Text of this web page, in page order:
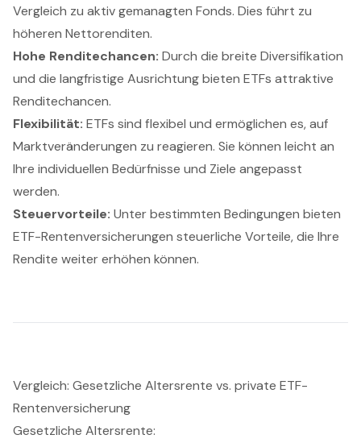
Vergleich zu aktiv gemanagten Fonds. Dies führt zu
höheren Nettorenditen.
Hohe Renditechancen: Durch die breite Diversifikation
und die langfristige Ausrichtung bieten ETFs attraktive
Renditechancen.
Flexibilität: ETFs sind flexibel und ermöglichen es, auf
Marktveränderungen zu reagieren. Sie können leicht an
Ihre individuellen Bedürfnisse und Ziele angepasst
werden.
Steuervorteile: Unter bestimmten Bedingungen bieten
ETF-Rentenversicherungen steuerliche Vorteile, die Ihre
Rendite weiter erhöhen können.
Vergleich: Gesetzliche Altersrente vs. private ETF-
Rentenversicherung
Gesetzliche Altersrente: